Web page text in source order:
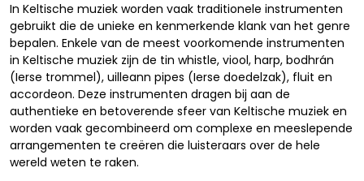
In Keltische muziek worden vaak traditionele instrumenten
gebruikt die de unieke en kenmerkende klank van het genre
bepalen. Enkele van de meest voorkomende instrumenten
in Keltische muziek zijn de tin whistle, viool, harp, bodhrán
(Ierse trommel), uilleann pipes (Ierse doedelzak), fluit en
accordeon. Deze instrumenten dragen bij aan de
authentieke en betoverende sfeer van Keltische muziek en
worden vaak gecombineerd om complexe en meeslepende
arrangementen te creëren die luisteraars over de hele
wereld weten te raken.